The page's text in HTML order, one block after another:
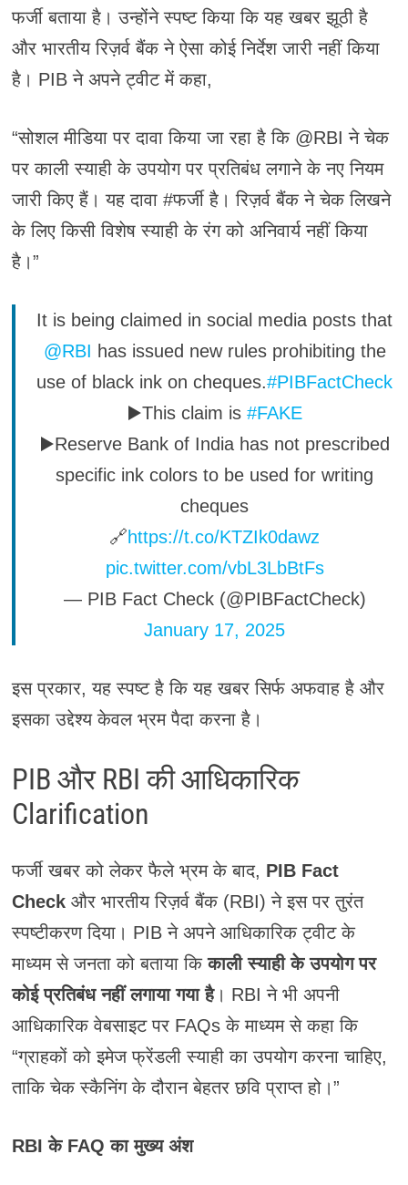
फर्जी बताया है। उन्होंने स्पष्ट किया कि यह खबर झूठी है
और भारतीय रिज़र्व बैंक ने ऐसा कोई निर्देश जारी नहीं किया
है। PIB ने अपने ट्वीट में कहा,
“सोशल मीडिया पर दावा किया जा रहा है कि @RBI ने चेक
पर काली स्याही के उपयोग पर प्रतिबंध लगाने के नए नियम
जारी किए हैं। यह दावा #फर्जी है। रिज़र्व बैंक ने चेक लिखने
के लिए किसी विशेष स्याही के रंग को अनिवार्य नहीं किया
है।”
It is being claimed in social media posts that
@RBI has issued new rules prohibiting the
use of black ink on cheques.#PIBFactCheck
▶️This claim is #FAKE
▶️Reserve Bank of India has not prescribed
specific ink colors to be used for writing
cheques
🔗https://t.co/KTZIk0dawz
pic.twitter.com/vbL3LbBtFs
— PIB Fact Check (@PIBFactCheck)
January 17, 2025
इस प्रकार, यह स्पष्ट है कि यह खबर सिर्फ अफवाह है और
इसका उद्देश्य केवल भ्रम पैदा करना है।
PIB और RBI की आधिकारिक
Clarification
फर्जी खबर को लेकर फैले भ्रम के बाद, PIB Fact
Checkऔर भारतीय रिज़र्व बैंक (RBI) ने इस पर तुरंत
स्पष्टीकरण दिया। PIB ने अपने आधिकारिक ट्वीट के
माध्यम से जनता को बताया किकाली स्याही के उपयोग पर
कोई प्रतिबंध नहीं लगाया गया है। RBI ने भी अपनी
आधिकारिक वेबसाइट पर FAQs के माध्यम से कहा कि
“ग्राहकों को इमेज फ्रेंडली स्याही का उपयोग करना चाहिए,
ताकि चेक स्कैनिंग के दौरान बेहतर छवि प्राप्त हो।”
RBI के FAQ का मुख्य अंश